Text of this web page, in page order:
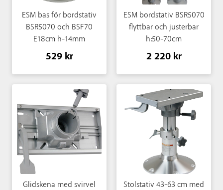
ESM bas för bordstativ
BSR5070 och BSF70
E18cm h-14mm
529 kr
ESM bordstativ BSR5070
flyttbar och justerbar
h:50-70cm
2 220 kr
Glidskena med svirvel
Stolstativ 43-63 cm med